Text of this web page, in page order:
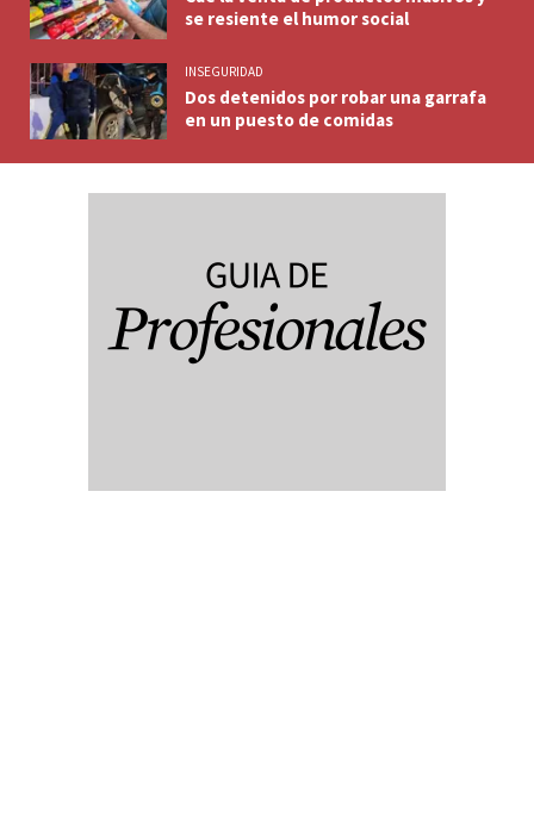
se resiente el humor social
INSEGURIDAD
Dos detenidos por robar una garrafa
en un puesto de comidas